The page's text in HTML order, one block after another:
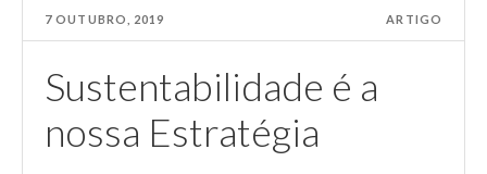
7 OUTUBRO, 2019 ARTIGO
Sustentabilidade é a
nossa Estratégia